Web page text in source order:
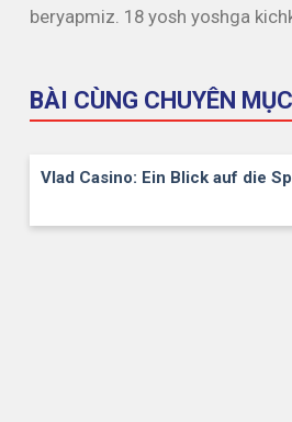
beryapmiz. 18 yosh yoshga
BÀI CÙNG CHUYÊN MỤC
Vlad Casino: Ein Blick auf die